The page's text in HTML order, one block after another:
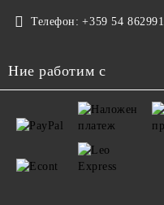
Телефон: +359 54 862991
Ние работим с